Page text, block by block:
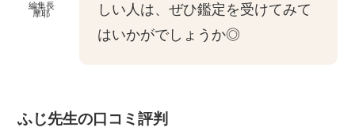
編集長
摩耶
しい人は、ぜひ鑑定を受けてみて
はいかがでしょうか◎
ふじ先生の口コミ評判